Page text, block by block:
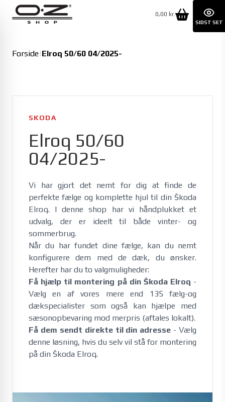
0,00 kr.
Forside|Elroq 50/60 04/2025-
SKODA
Elroq 50/60
04/2025-
Vi har gjort det nemt for dig at finde de
perfekte fælge og komplette hjul til din Škoda
Elroq. I denne shop har vi håndplukket et
udvalg, der er ideelt til både vinter- og
sommerbrug.
Når du har fundet dine fælge, kan du nemt
konfigurere dem med de dæk, du ønsker.
Herefter har du to valgmuligheder:
Få hjælp til montering på din Škoda Elroq -
Vælg en af vores mere end 135 fælg-og
dækspecialister som også kan hjælpe med
sæsonopbevaring mod merpris (aftales lokalt).
Få dem sendt direkte til din adresse - Vælg
denne løsning, hvis du selv vil stå for montering
på din Škoda Elroq.
SIDST SET